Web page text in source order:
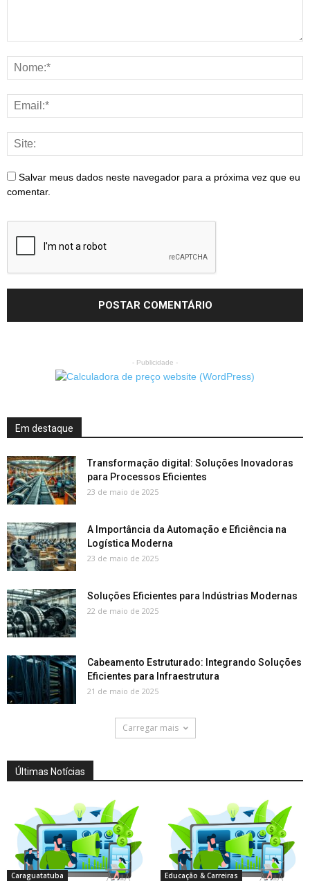
Salvar meus dados neste navegador para a próxima vez que eu
comentar.
- Publicidade -
Em destaque
Transformação digital: Soluções Inovadoras
para Processos Eficientes
23 de maio de 2025
A Importância da Automação e Eficiência na
Logística Moderna
23 de maio de 2025
Soluções Eficientes para Indústrias Modernas
22 de maio de 2025
Cabeamento Estruturado: Integrando Soluções
Eficientes para Infraestrutura
21 de maio de 2025
Carregar mais
Últimas Notícias
Caraguatatuba Educação & Carreiras